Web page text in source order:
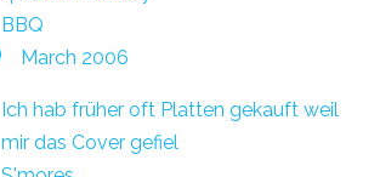
BBQ
March 2006
Ich hab früher oft Platten gekauft weil
mir das Cover gefiel